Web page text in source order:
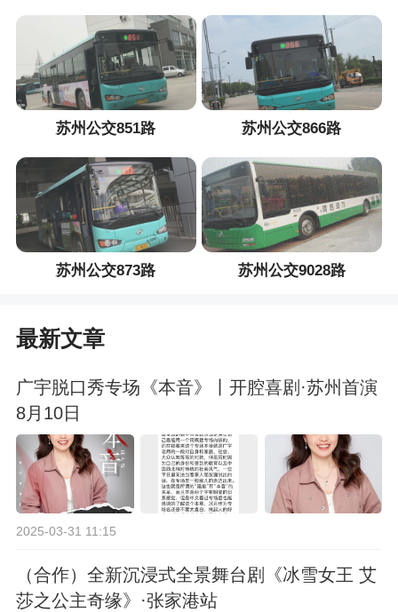
苏州公交851路 苏州公交866路
苏州公交873路 苏州公交9028路
最新文章
广宇脱口秀专场《本音》丨开腔喜剧·苏州首演
8月10日
2025-03-31 11:15
（合作）全新沉浸式全景舞台剧《冰雪女王 艾
莎之公主奇缘》·张家港站